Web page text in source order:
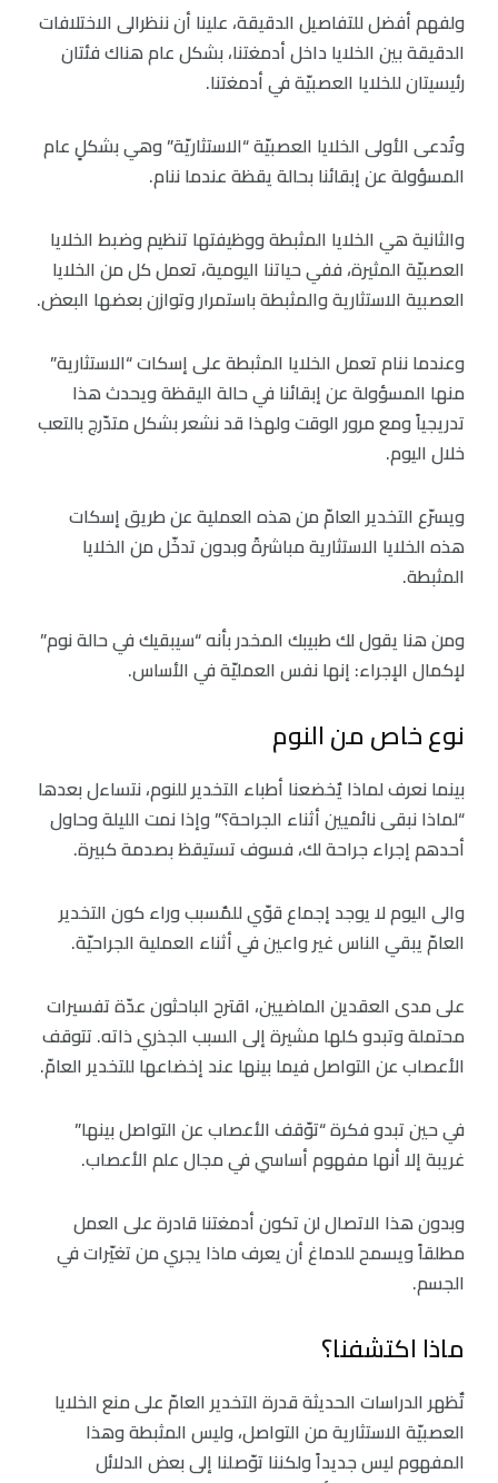
ولفهم أفضل للتفاصيل الدقيقة، علينا أن ننظرالى الاختلافات
الدقيقة بين الخلايا داخل أدمغتنا، بشكل عام هناك فئتان
رئيسيتان للخلايا العصبيّة في أدمغتنا.
وتُدعى الأولى الخلايا العصبيّة “الاستثاريّة” وهي بشكلٍ عام
المسؤولة عن إبقائنا بحالة يقظة عندما ننام.
والثانية هي الخلايا المثبطة ووظيفتها تنظيم وضبط الخلايا
العصبيّة المثيرة، ففي حياتنا اليومية، تعمل كل من الخلايا
العصبية الاستثارية والمثبطة باستمرار وتوازن بعضها البعض.
وعندما ننام تعمل الخلايا المثبطة على إسكات “الاستثارية”
منها المسؤولة عن إبقائنا في حالة اليقظة ويحدث هذا
تدريجياً ومع مرور الوقت ولهذا قد نشعر بشكل متدّرج بالتعب
خلال اليوم.
ويسرّع التخدير العامّ من هذه العملية عن طريق إسكات
هذه الخلايا الاستثارية مباشرةً وبدون تدخّل من الخلايا
المثبطة.
ومن هنا يقول لك طبيبك المخدر بأنه “سيبقيك في حالة نوم”
لإكمال الإجراء: إنها نفس العمليّة في الأساس.
نوع خاص من النوم
بينما نعرف لماذا يٌخضعنا أطباء التخدير للنوم، نتساءل بعدها
“لماذا نبقى نائميين أثناء الجراحة؟” وإذا نمت الليلة وحاول
أحدهم إجراء جراحة لك، فسوف تستيقظ بصدمة كبيرة.
والى اليوم لا يوجد إجماع قوّي للمٌسبب وراء كون التخدير
العامّ يبقي الناس غير واعين في أثناء العملية الجراحيّة.
على مدى العقدين الماضيين، اقترح الباحثون عدّة تفسيرات
محتملة وتبدو كلها مشيرة إلى السبب الجذري ذاته. تتوقف
الأعصاب عن التواصل فيما بينها عند إخضاعها للتخدير العامّ.
في حين تبدو فكرة “توّقف الأعصاب عن التواصل بينها”
غريبة إلا أنها مفهوم أساسي في مجال علم الأعصاب.
وبدون هذا الاتصال لن تكون أدمغتنا قادرة على العمل
مطلقاً ويسمح للدماغ أن يعرف ماذا يجري من تغيّرات في
الجسم.
ماذا اكتشفنا؟
تٌظهر الدراسات الحديثة قدرة التخدير العامّ على منع الخلايا
العصبيّة الاستثارية من التواصل، وليس المثبطة وهذا
المفهوم ليس جديداً ولكننا توّصلنا إلى بعض الدلائل